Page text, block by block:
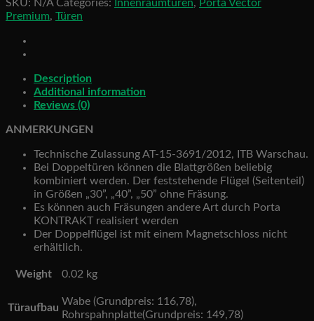
quantity
SKU: N/A Categories: Innenraumtüren, Porta Vector
Premium, Türen
Description
Additional information
Reviews (0)
ANMERKUNGEN
Technische Zulassung AT-15-3691/2012, ITB Warschau.
Bei Doppeltüren können die Blattgrößen beliebig
kombiniert werden. Der feststehende Flügel (Seitenteil)
in Größen „30”, „40”, „50” ohne Fräsung.
Es können auch Fräsungen andere Art durch Porta
KONTRAKT realisiert werden
Der Doppelflügel ist mit einem Magnetschloss nicht
erhältlich.
Weight 0.02 kg
Türaufbau
Wabe (Grundpreis: 116,78),
Rohrspahnplatte(Grundpreis: 149,78)